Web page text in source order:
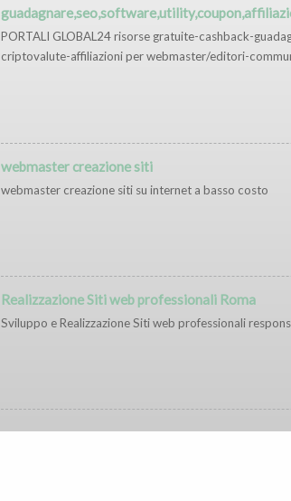
PORTALI GLOBAL24 risorse gratuite-cashback-
criptovalute-affiliazioni per webmaster/editori-
webmaster creazione siti
webmaster creazione siti su internet a basso costo
Realizzazione Siti web professionali Roma
Sviluppo e Realizzazione Siti web professionali